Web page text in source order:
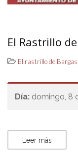
El Rastrillo
El rastrillo de Bargas
Día: domingo, 8
Leer más